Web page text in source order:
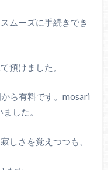
ムーズに手続きでき
預けました。
ら有料です。mosari
した。
しさを覚えつつも、